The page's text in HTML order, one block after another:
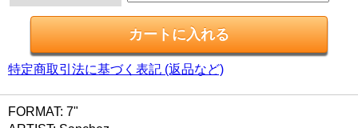
特定商取引法に基づく表記 (返品など)
FORMAT: 7"